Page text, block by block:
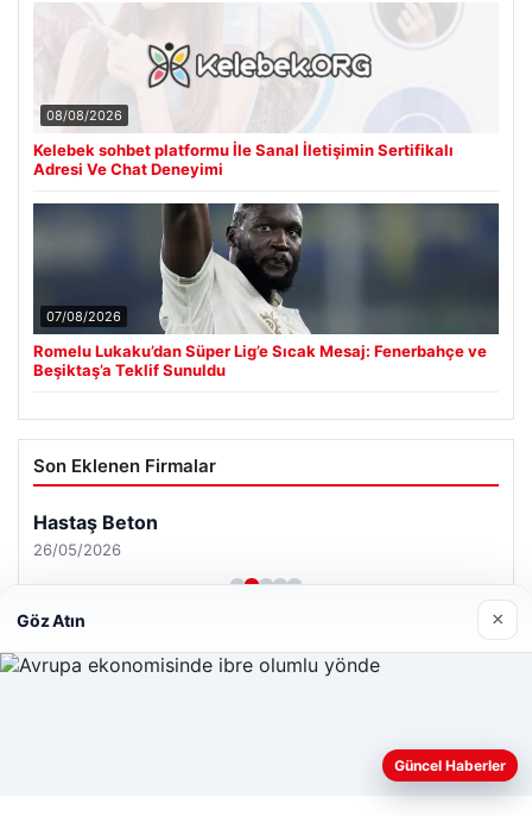
08/08/2026
Kelebek sohbet platformu İle Sanal İletişimin Sertifikalı
Adresi Ve Chat Deneyimi
07/08/2026
Romelu Lukaku’dan Süper Lig’e Sıcak Mesaj: Fenerbahçe ve
Beşiktaş’a Teklif Sunuldu
Son Eklenen Firmalar
Hastaş Beton
26/05/2026
Web sitemizi nasıl kullandığınızı daha iyi anlayabilmek,
deneyiminizi kişiselleştirmek ve geliştirmek amacıyla çerezler
Göz Atın ×
Güncel Haberler
lemagrup.com.tr